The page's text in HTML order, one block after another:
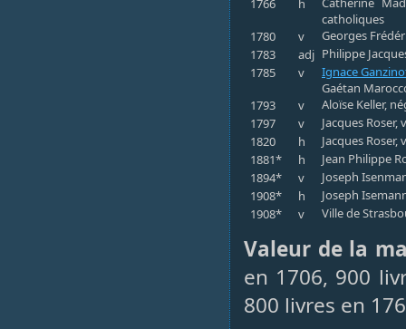
catholiques
1780
v
Georges
1783
adj Philippe
1785
v
Ignace
Gaétan
1793
v
Aloïse Keller,
1797
v
Jacques
1820
h
Jacques
1881*
h
Jean Philippe
1894*
v
Joseph
1908*
h
Joseph
1908*
v Ville de
Valeur de la
en 1706, 900
800 livres en